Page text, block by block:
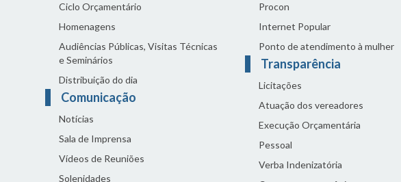
Ciclo Orçamentário
Homenagens
Audiências Públicas, Visitas Técnicas
e Seminários
Distribuição do dia
Comunicação
Notícias
Sala de Imprensa
Vídeos de Reuniões
Solenidades
Procon
Internet Popular
Ponto de atendimento à mulher
Transparência
Licitações
Atuação dos vereadores
Execução Orçamentária
Pessoal
Verba Indenizatória